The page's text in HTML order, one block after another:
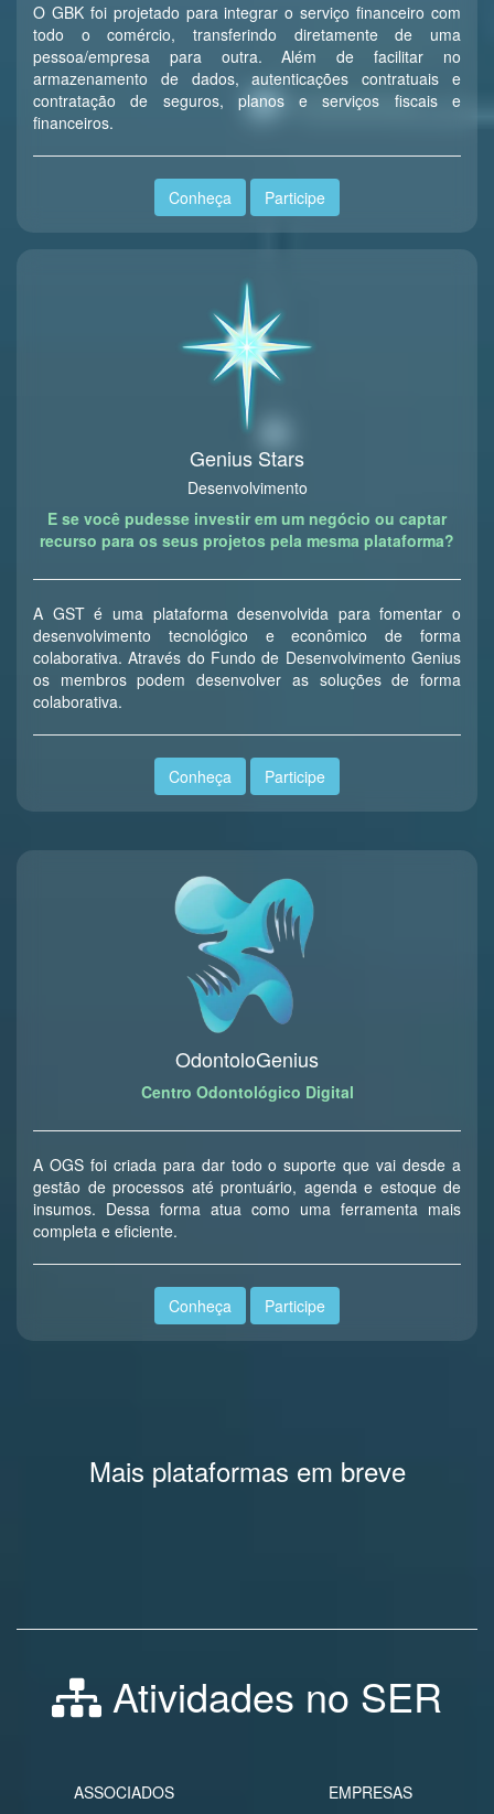
O GBK foi projetado para integrar o serviço financeiro com
todo o comércio, transferindo diretamente de uma
pessoa/empresa para outra. Além de facilitar no
armazenamento de dados, autenticações contratuais e
contratação de seguros, planos e serviços fiscais e
financeiros.
Conheça Participe
Genius Stars
Desenvolvimento
E se você pudesse investir em um negócio ou captar
recurso para os seus projetos pela mesma plataforma?
A GST é uma plataforma desenvolvida para fomentar o
desenvolvimento tecnológico e econômico de forma
colaborativa. Através do Fundo de Desenvolvimento Genius
os membros podem desenvolver as soluções de forma
colaborativa.
Conheça Participe
OdontoloGenius
Centro Odontológico Digital
A OGS foi criada para dar todo o suporte que vai desde a
gestão de processos até prontuário, agenda e estoque de
insumos. Dessa forma atua como uma ferramenta mais
completa e eficiente.
Conheça Participe
Mais plataformas em breve
Atividades no SER
ASSOCIADOS EMPRESAS